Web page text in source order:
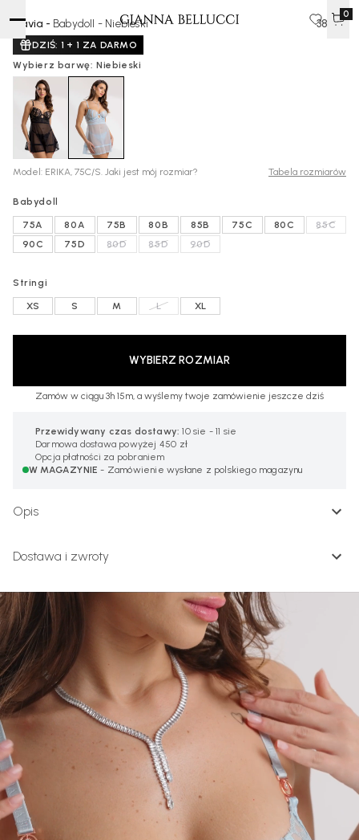
0
Flavia - Babydoll - Niebieski 385 zł
DZIŚ: 1 + 1 ZA DARMO
Wybierz barwę: Niebieski
Model: ERIKA, 75C/S. Jaki jest mój rozmiar? Tabela rozmiarów
Babydoll
75A 80A 75B 80B 85B 75C 80C
85C
90C
75D 80D 85D 90D
Stringi
XS S M L XL
WYBIERZ ROZMIAR
Zamów w ciągu 3h 15m, a wyślemy twoje zamówienie jeszcze dziś
Przewidywany czas dostawy: 10 sie - 11 sie
Darmowa dostawa powyżej 450 zł
Opcja płatności za pobraniem
W MAGAZYNIE - Zamówienie wysłane z polskiego magazynu
Opis
Dostawa i zwroty